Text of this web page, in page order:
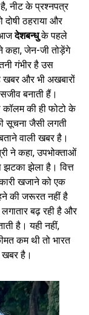
नीट के प्रश्नपत्र
दोषी ठहराया और
आजदेशबन्धुके पहले
कहा, जेन-जी तोड़ेंगे
गंभीर है उस
खबर और भी अखबारों
बनाती हैं।
की ही फोटो के
सूचना जैसी लगती
बताने वाली खबर है।
ने कहा, उपभोक्ताओं
झेला है। वित्त
खजाने को एक
की जरूरत नहीं है
बढ़ रही है और
है। यही नहीं,
कम थी तो भारत
खबर है।